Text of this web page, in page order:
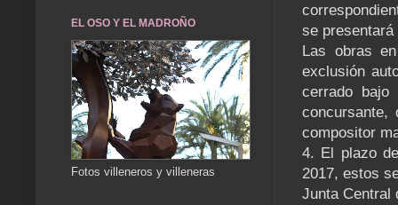
se
Las obras
exclusión
cerrado bajo
concursante,
compositor
4. El plazo
2017, estos
Junta Central
EL OSO Y EL MADROÑO
Fotos villeneros y villeneras